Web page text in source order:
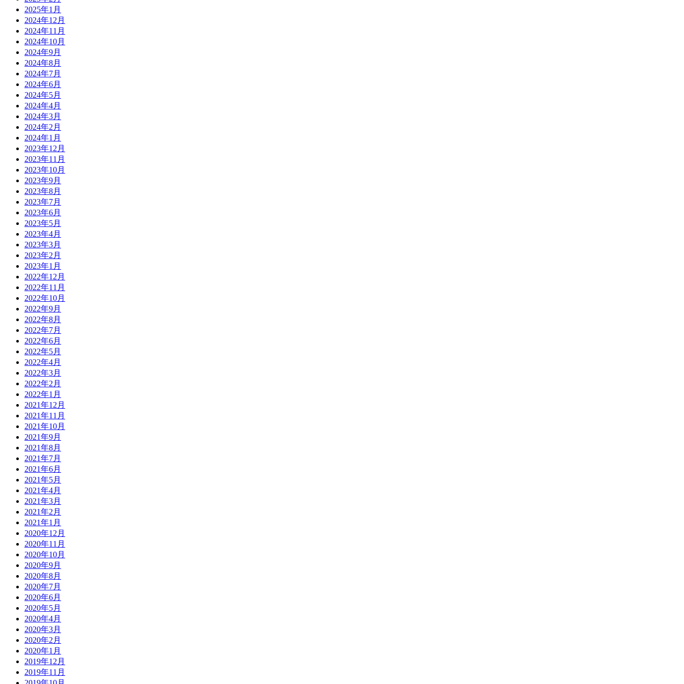
2025年1月
2024年12月
2024年11月
2024年10月
2024年9月
2024年8月
2024年7月
2024年6月
2024年5月
2024年4月
2024年3月
2024年2月
2024年1月
2023年12月
2023年11月
2023年10月
2023年9月
2023年8月
2023年7月
2023年6月
2023年5月
2023年4月
2023年3月
2023年2月
2023年1月
2022年12月
2022年11月
2022年10月
2022年9月
2022年8月
2022年7月
2022年6月
2022年5月
2022年4月
2022年3月
2022年2月
2022年1月
2021年12月
2021年11月
2021年10月
2021年9月
2021年8月
2021年7月
2021年6月
2021年5月
2021年4月
2021年3月
2021年2月
2021年1月
2020年12月
2020年11月
2020年10月
2020年9月
2020年8月
2020年7月
2020年6月
2020年5月
2020年4月
2020年3月
2020年2月
2020年1月
2019年12月
2019年11月